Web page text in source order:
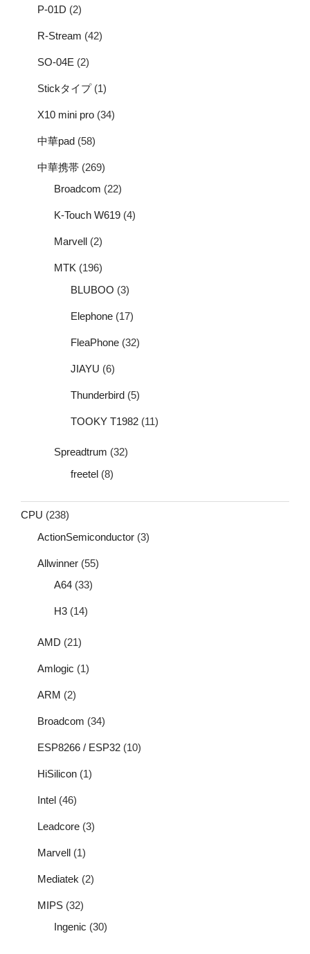
P-01D (2)
R-Stream (42)
SO-04E (2)
Stickタイプ(1)
X10 mini pro (34)
中華pad (58)
中華携帯 (269)
Broadcom (22)
K-Touch W619 (4)
Marvell (2)
MTK (196)
BLUBOO (3)
Elephone (17)
FleaPhone (32)
JIAYU (6)
Thunderbird (5)
TOOKY T1982 (11)
Spreadtrum (32)
freetel (8)
CPU (238)
ActionSemiconductor (3)
Allwinner (55)
A64 (33)
H3 (14)
AMD (21)
Amlogic (1)
ARM (2)
Broadcom (34)
ESP8266 / ESP32 (10)
HiSilicon (1)
Intel (46)
Leadcore (3)
Marvell (1)
Mediatek (2)
MIPS (32)
Ingenic (30)